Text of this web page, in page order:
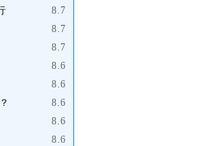
8.7
8.7
8.7
8.6
8.6
8.6
8.6
8.6